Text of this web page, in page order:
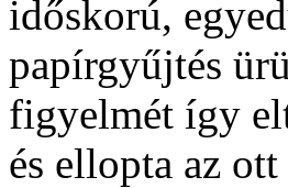
időskorú,
papírgyűjtés
figyelmét így
és ellopta az